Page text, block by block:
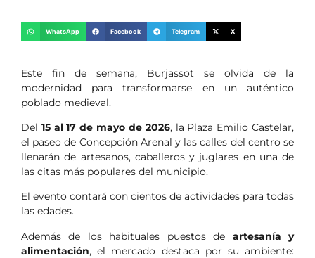
WhatsApp Facebook Telegram X
Este fin de semana, Burjassot se olvida de la
modernidad para transformarse en un auténtico
poblado medieval.
Del 15 al 17 de mayo de 2026, la Plaza Emilio Castelar,
el paseo de Concepción Arenal y las calles del centro se
llenarán de artesanos, caballeros y juglares en una de
las citas más populares del municipio.
El evento contará con cientos de actividades para todas
las edades.
Además de los habituales puestos de artesanía y
alimentación, el mercado destaca por su ambiente: